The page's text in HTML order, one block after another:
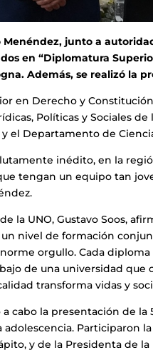
junto a
en “Diplomatura
Además, se realizó la
en Derecho y
Políticas y Sociales
y el Departamento de
inédito, en la
tengan un equipo tan
la UNO, Gustavo Soos,
nivel de formación
orgullo. Cada
de una universidad que
transforma vidas y
cabo la presentación de
Participaron
y de la Presidenta de